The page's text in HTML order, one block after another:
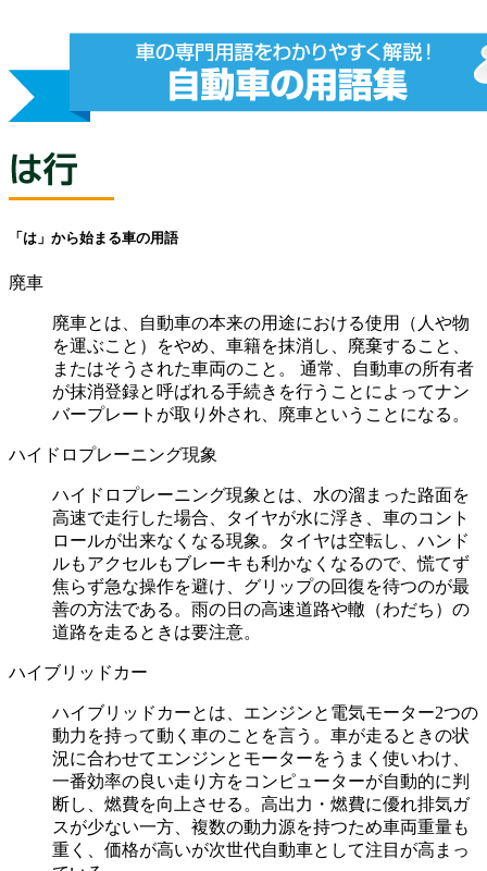
「は」から始まる車の用語
廃車
廃車とは、自動車の本来の用途における使用（人や物
を運ぶこと）をやめ、車籍を抹消し、廃棄すること、
またはそうされた車両のこと。 通常、自動車の所有者
が抹消登録と呼ばれる手続きを行うことによってナン
バープレートが取り外され、廃車ということになる。
ハイドロプレーニング現象
ハイドロプレーニング現象とは、水の溜まった路面を
高速で走行した場合、タイヤが水に浮き、車のコント
ロールが出来なくなる現象。タイヤは空転し、ハンド
ルもアクセルもブレーキも利かなくなるので、慌てず
焦らず急な操作を避け、グリップの回復を待つのが最
善の方法である。雨の日の高速道路や轍（わだち）の
道路を走るときは要注意。
ハイブリッドカー
ハイブリッドカーとは、エンジンと電気モーター2つの
動力を持って動く車のことを言う。車が走るときの状
況に合わせてエンジンとモーターをうまく使いわけ、
一番効率の良い走り方をコンピューターが自動的に判
断し、燃費を向上させる。高出力・燃費に優れ排気ガ
スが少ない一方、複数の動力源を持つため車両重量も
重く、価格が高いが次世代自動車として注目が高まっ